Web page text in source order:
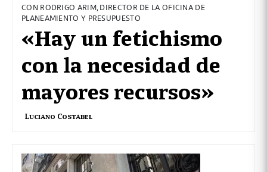
CON RODRIGO ARIM, DIRECTOR DE LA OFICINA DE
PLANEAMIENTO Y PRESUPUESTO
«Hay un fetichismo
con la necesidad de
mayores recursos»
Luciano Costabel